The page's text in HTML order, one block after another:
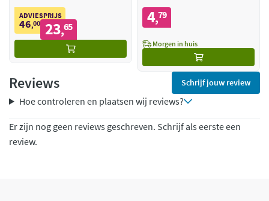
ADVIESPRIJS
46,00 23,65 4,79
Morgen in huis
Reviews Schrijf jouw review
Hoe controleren en plaatsen wij reviews?
Er zijn nog geen reviews geschreven. Schrijf als eerste een
review.